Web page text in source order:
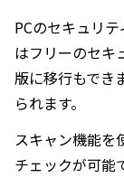
PCのセキュリ
はフリーのセキ
版に移行もでき
られます。
スキャン機能を
チェックが可能